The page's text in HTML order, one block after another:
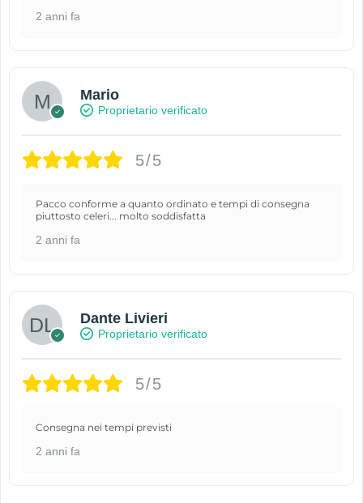
2 anni fa
Mario
Proprietario verificato
5/5
Pacco conforme a quanto ordinato e tempi di consegna
piuttosto celeri... molto soddisfatta
2 anni fa
Dante Livieri
Proprietario verificato
5/5
Consegna nei tempi previsti
2 anni fa